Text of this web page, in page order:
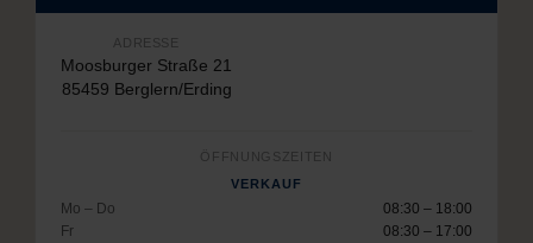
ADRESSE
Moosburger Straße 21
85459 Berglern/Erding
ÖFFNUNGSZEITEN
VERKAUF
Mo – Do
08:30 – 18:00
Fr
08:30 – 17:00